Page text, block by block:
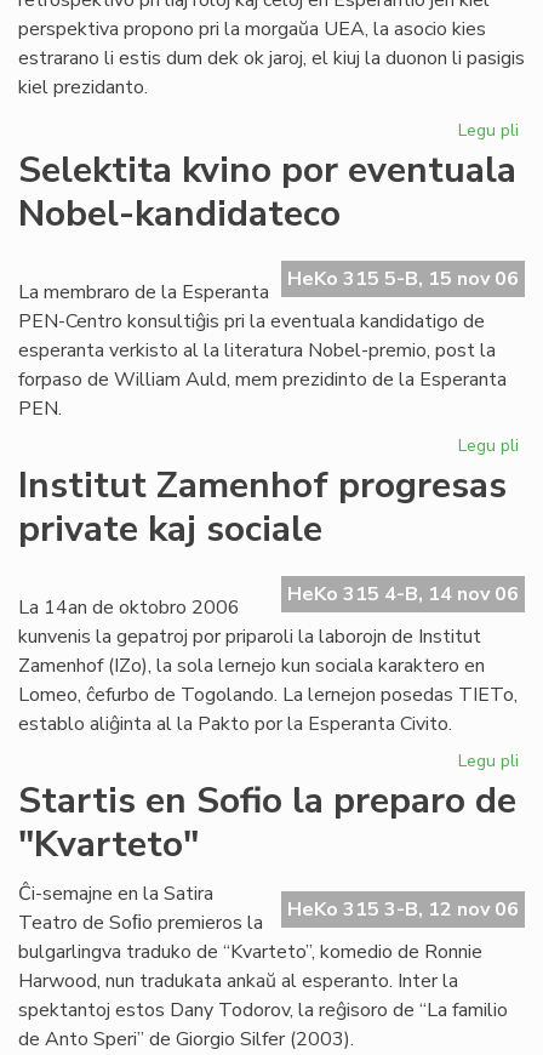
perspektiva propono pri la morgaŭa UEA, la asocio kies
estrarano li estis dum dek ok jaroj, el kiuj la duonon li pasigis
kiel prezidanto.
Legu pli
sia
Selektita kvino por eventuala
Nobel-kandidateco
HeKo 315 5-B, 15 nov 06
La membraro de la Esperanta
PEN-Centro konsultiĝis pri la eventuala kandidatigo de
esperanta verkisto al la literatura Nobel-premio, post la
forpaso de William Auld, mem prezidinto de la Esperanta
PEN.
Legu pli
Institut Zamenhof progresas
private kaj sociale
HeKo 315 4-B, 14 nov 06
La 14an de oktobro 2006
kunvenis la gepatroj por priparoli la laborojn de Institut
Zamenhof (IZo), la sola lernejo kun sociala karaktero en
Lomeo, ĉefurbo de Togolando. La lernejon posedas TIETo,
establo aliĝinta al la Pakto por la Esperanta Civito.
Legu pli
kaj
Startis en Sofio la preparo de
"Kvarteto"
HeKo 315 3-B, 12 nov 06
Ĉi-semajne en la Satira
Teatro de Soﬁo premieros la
bulgarlingva traduko de “Kvarteto”, komedio de Ronnie
Harwood, nun tradukata ankaŭ al esperanto. Inter la
spektantoj estos Dany Todorov, la reĝisoro de “La familio
de Anto Speri” de Giorgio Silfer (2003).